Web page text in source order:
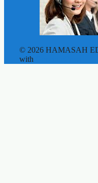
© 2026 HAMASAH
with